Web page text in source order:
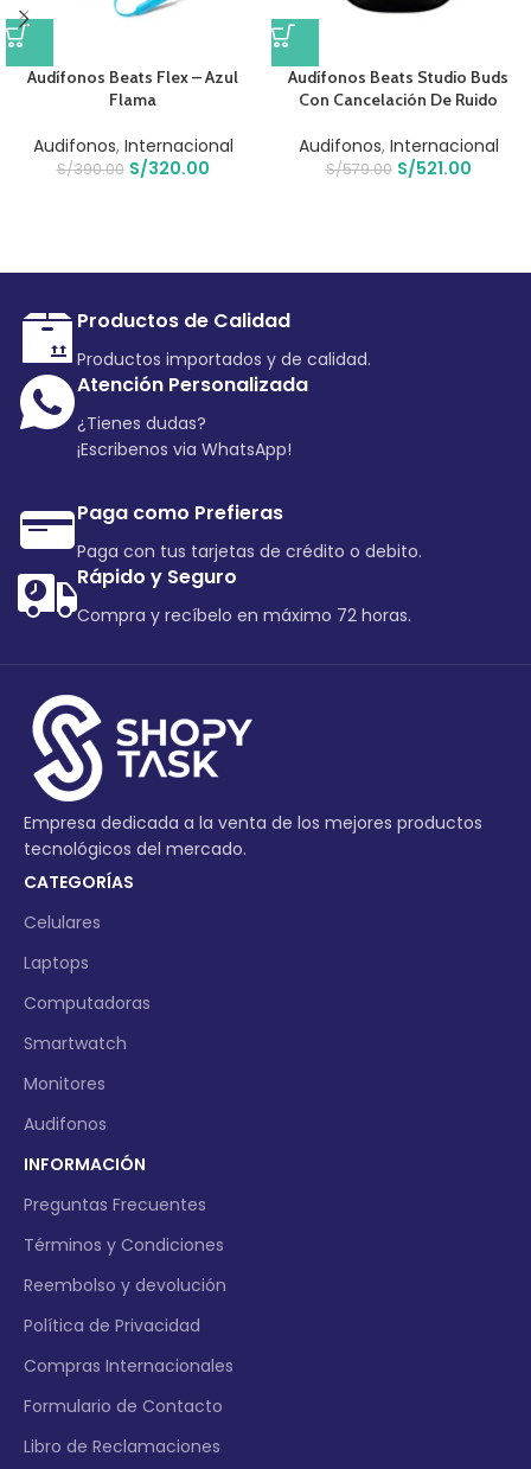
Audífonos Beats Flex – Azul
Flama
Audifonos, Internacional
S/390.00 S/320.00
Audífonos Beats Studio Buds
Con Cancelación De Ruido
Audifonos, Internacional
S/579.00 S/521.00
Productos de Calidad
Productos importados y de calidad.
Atención Personalizada
¿Tienes dudas?
¡Escribenos via WhatsApp!
Paga como Prefieras
Paga con tus tarjetas de crédito o debito.
Rápido y Seguro
Compra y recíbelo en máximo 72 horas.
Empresa dedicada a la venta de los mejores productos
tecnológicos del mercado.
CATEGORÍAS
Celulares
Laptops
Computadoras
Smartwatch
Monitores
Audifonos
INFORMACIÓN
Preguntas Frecuentes
Términos y Condiciones
Reembolso y devolución
Política de Privacidad
Compras Internacionales
Formulario de Contacto
Libro de Reclamaciones